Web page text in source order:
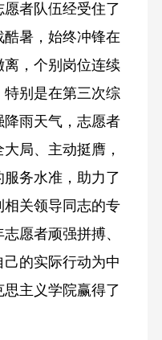
者队伍经受住了
暑，始终冲锋在
，个别岗位连续
特别是在第三次综
雨天气，志愿者
局、主动挺膺，
务水准，助力了
关领导同志的专
愿者顽强拼搏、
的实际行动为中
主义学院赢得了